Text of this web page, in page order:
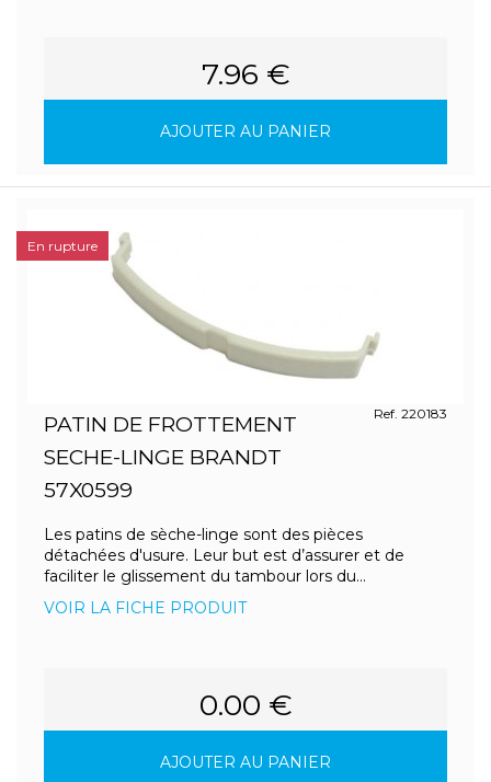
7.96 €
AJOUTER AU PANIER
PATIN DE FROTTEMENT
SECHE-LINGE BRANDT
57X0599
Ref. 220183
Les patins de sèche-linge sont des pièces
détachées d'usure. Leur but est d’assurer et de
faciliter le glissement du tambour lors du...
VOIR LA FICHE PRODUIT
0.00 €
AJOUTER AU PANIER
En rupture